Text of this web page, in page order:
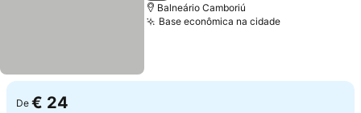
Balneário Camboriú
Base econômica na cidadeVer preços
De € 24